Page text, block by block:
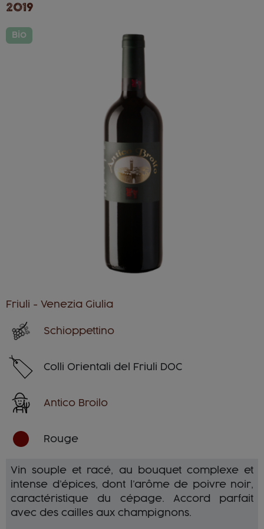
2019
Bio
Friuli - Venezia Giulia
Schioppettino
Colli Orientali del Friuli DOC
Antico Broilo
Rouge
Vin souple et racé, au bouquet complexe et
intense d’épices, dont l’arôme de poivre noir,
caractéristique du cépage. Accord parfait
avec des cailles aux champignons.